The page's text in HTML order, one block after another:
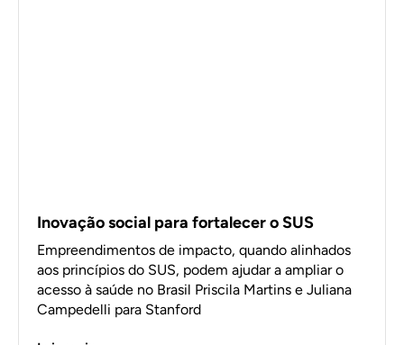
Inovação social para fortalecer o SUS
Empreendimentos de impacto, quando alinhados
aos princípios do SUS, podem ajudar a ampliar o
acesso à saúde no Brasil Priscila Martins e Juliana
Campedelli para Stanford